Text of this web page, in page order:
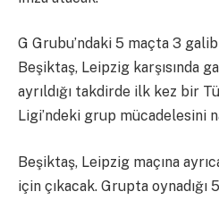
G Grubu’ndaki 5 maçta 3
Beşiktaş, Leipzig karşısında
ayrıldığı takdirde ilk kez bir
Ligi’ndeki grup mücadelesini
Beşiktaş, Leipzig maçına
için çıkacak. Grupta